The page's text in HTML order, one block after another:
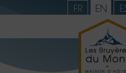
FR EN